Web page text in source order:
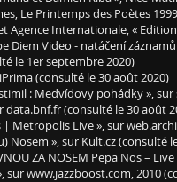
Le Printemps des Poètes
Agence Internationale, «
Diem Video - natáčení
le 1er septembre 2020)
(consulté le 30 août 2020)
: Medvídovy pohádky »,
data.bnf.fr (consulté le 30 août
Metropolis Live », sur
Nosem », sur Kult.cz (consulté
ZA NOSEM Pepa Nos –
surwww.jazzboost.com, 2010